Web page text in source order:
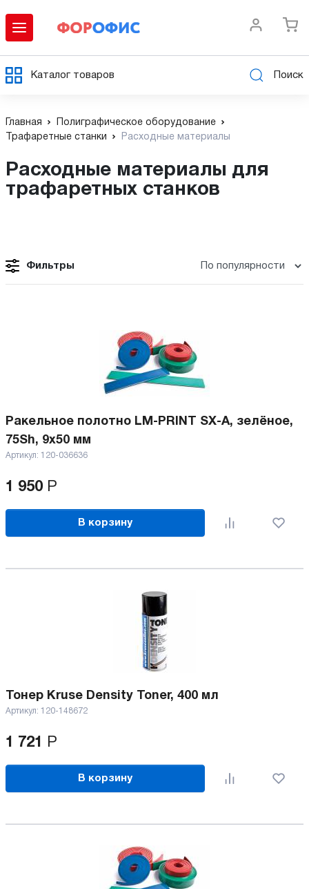
Каталог товаров Поиск
Главная
Полиграфическое оборудование
Трафаретные станки
Расходные материалы
Расходные материалы для
трафаретных станков
Фильтры
Ракельное полотно LM-PRINT SX-A, зелёное,
75Sh, 9x50 мм
Артикул: 120-036636
1 950 Р
В корзину
Тонер Kruse Density Toner, 400 мл
Артикул: 120-148672
1 721 Р
В корзину